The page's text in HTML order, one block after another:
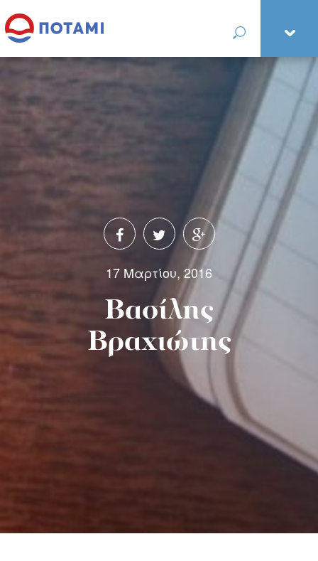
17 Μαρτίου, 2016
Βασίλης
Βραχιώτης